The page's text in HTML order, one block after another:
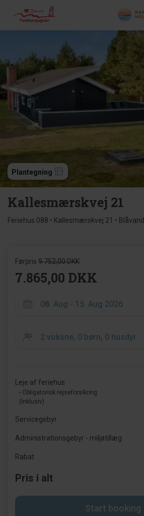
Plantegning
Kallesmærskvej 21
Feriehus 088 • Kallesmærskvej 21 • Blåvand
Førpris 9.752,00 DKK
7.865,00 DKK
Leje af feriehus
- Obligatorisk rejseforsikring
(Inklusiv)
Servicegebyr
Administrationsgebyr - miljøtillæg
Rabat
Pris i alt
Start booking